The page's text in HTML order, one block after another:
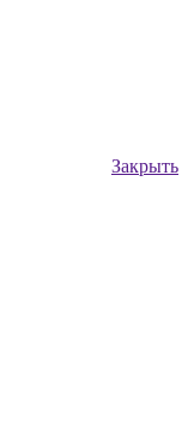
Закрыть